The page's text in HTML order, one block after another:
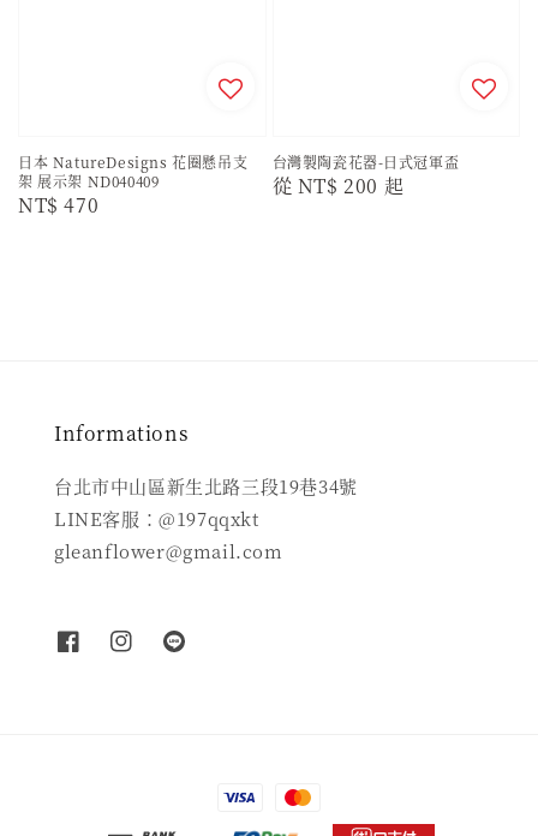
日本 NatureDesigns 花圈懸吊支
架 展示架 ND040409
Regular
NT$ 470
台灣製陶瓷花器-日式冠軍盃
Regular
從 NT$ 200 起
Informations
台北市中山區新生北路三段19巷34號
LINE客服：@197qqxkt
gleanflower@gmail.com